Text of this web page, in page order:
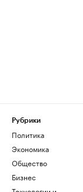
Рубрики
Политика
Экономика
Общество
Бизнес